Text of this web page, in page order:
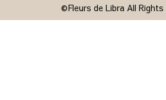
©Fleurs de Libra All Rights